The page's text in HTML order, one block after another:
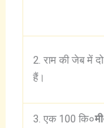
2. राम की जेब में
हैं।
3. एक 100 कि०